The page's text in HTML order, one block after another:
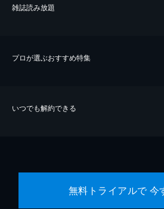
雑誌読み放題
プロが選ぶおすすめ特集
いつでも解約できる
無料トライアルで 今